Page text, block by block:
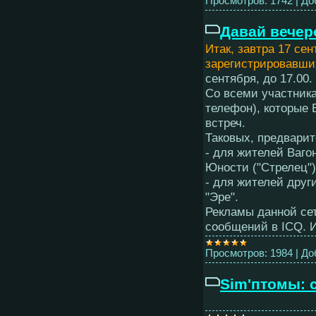
Давай
Итак, завтра 17
сентября, до 17.00.
Со всеми
телефон), которые
встреч.
Таковых,
- для жителей
Юности
- для жителей
"Эре".
Рекламы данной
сообщений в ICQ.
Просмотров: 1984 |
Sim'птомы: